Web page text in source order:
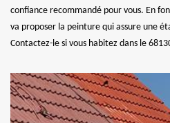
confiance recommandé pour vous. En
va proposer la peinture qui assure une
Contactez-le si vous habitez dans le